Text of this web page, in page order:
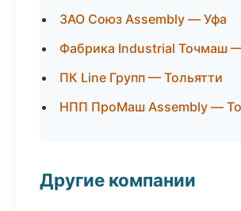
ЗАО Союз Assembly — Уфа
Фабрика Industrial Точмаш
ПК Line Групп — Тольятти
НПП ПроМаш Assembly —
Другие компании